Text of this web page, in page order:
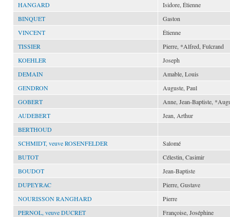
HANGARD
Isidore, Étienne
BINQUET
Gaston
VINCENT
Étienne
TISSIER
Pierre, *Alfred, Fulcrand
KOEHLER
Joseph
DEMAIN
Amable, Louis
GENDRON
Auguste, Paul
GOBERT
Anne, Jean-Baptiste,
AUDEBERT
Jean, Arthur
BERTHOUD
SCHMIDT, veuve ROSENFELDER
Salomé
BUTOT
Célestin, Casimir
BOUDOT
Jean-Baptiste
DUPEYRAC
Pierre, Gustave
NOURISSON RANGHARD
Pierre
PERNOL, veuve DUCRET
Françoise, Joséphine